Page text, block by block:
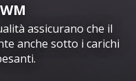
assicurano che il
anche sotto i carichi